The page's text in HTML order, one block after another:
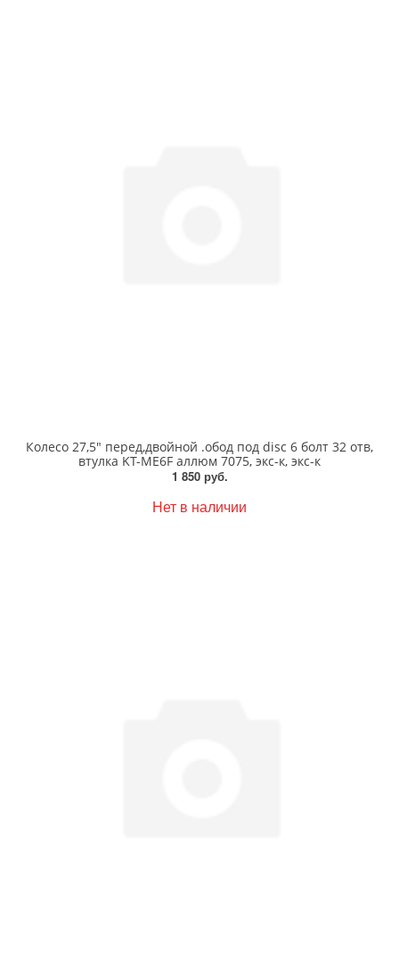
Колесо 27,5" перед,двойной .обод под disc 6 болт 32 отв,
втулка KT-ME6F аллюм 7075, экс-к, экс-к
1 850 руб.
Нет в наличии